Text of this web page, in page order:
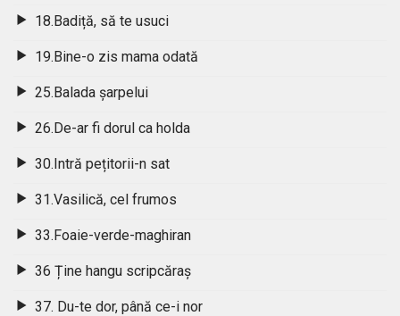
18.Badiță, să te usuci
19.Bine-o zis mama odată
25.Balada șarpelui
26.De-ar fi dorul ca holda
30.Intră pețitorii-n sat
31.Vasilică, cel frumos
33.Foaie-verde-maghiran
36 Ține hangu scripcăraș
37. Du-te dor, până ce-i nor